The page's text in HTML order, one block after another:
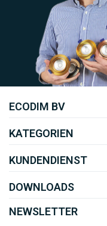
Uw
ECODIM BV
KATEGORIEN
KUNDENDIENST
DOWNLOADS
NEWSLETTER